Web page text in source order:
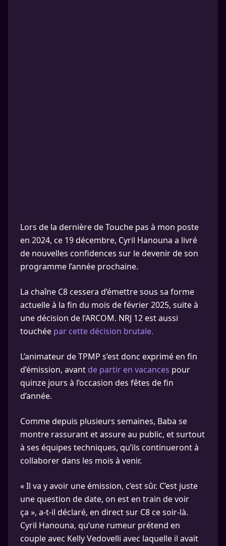
Lors de la dernière de Touche pas à mon poste
en 2024, ce 19 décembre, Cyril Hanouna a livré
de nouvelles confidences sur le devenir de son
programme l’année prochaine.
La chaîne C8 cessera d’émettre sous sa forme
actuelle à la fin du mois de février 2025, suite à
une décision de l’ARCOM. NRJ 12 est aussi
touchée par cette décision brutale.
L’animateur de TPMP s’est donc exprimé en fin
d’émission, avant de partir en vacances pour
quinze jours à l’occasion des fêtes de fin
d’année.
Comme depuis plusieurs semaines, Baba se
montre rassurant et assure au public, et surtout
à ses équipes techniques, qu’ils continueront à
collaborer dans les mois à venir.
« Il va y avoir une émission, c’est sûr. C’est juste
une question de date, on est en train de voir
ça », a-t-il déclaré, en direct sur C8 ce soir-là.
Cyril Hanouna, qu’une rumeur prétend en
couple avec Kelly Vedovelli avec laquelle il avait